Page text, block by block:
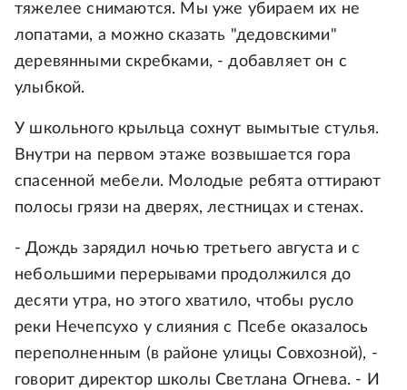
тяжелее снимаются. Мы уже убираем их не
лопатами, а можно сказать "дедовскими"
деревянными скребками, - добавляет он с
улыбкой.
У школьного крыльца сохнут вымытые стулья.
Внутри на первом этаже возвышается гора
спасенной мебели. Молодые ребята оттирают
полосы грязи на дверях, лестницах и стенах.
- Дождь зарядил ночью третьего августа и с
небольшими перерывами продолжился до
десяти утра, но этого хватило, чтобы русло
реки Нечепсухо у слияния с Псебе оказалось
переполненным (в районе улицы Совхозной), -
говорит директор школы Светлана Огнева. - И